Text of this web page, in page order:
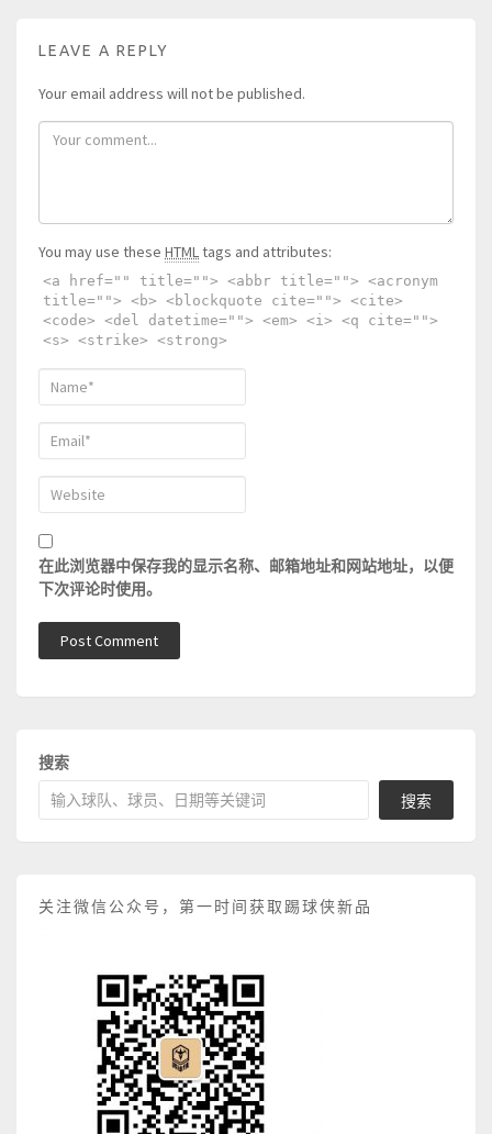
LEAVE A REPLY
Your email address will not be published.
You may use these HTMLtags and attributes:
<a href="" title=""> <abbr title=""> <acronym
title=""> <b> <blockquote cite=""> <cite>
<code> <del datetime=""> <em> <i> <q cite="">
<s> <strike> <strong>
在此浏览器中保存我的显示名称、邮箱地址和网站地址，以便
下次评论时使用。
搜索
搜索
关注微信公众号，第一时间获取踢球侠新品